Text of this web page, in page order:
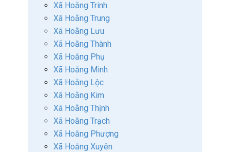
Xã Hoằng Trinh
Xã Hoằng Trung
Xã Hoằng Lưu
Xã Hoằng Thành
Xã Hoằng Phụ
Xã Hoằng Minh
Xã Hoằng Lộc
Xã Hoằng Kim
Xã Hoằng Thịnh
Xã Hoằng Trạch
Xã Hoằng Phượng
Xã Hoằng Xuyên